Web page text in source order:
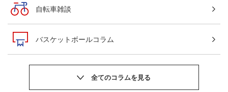
自転車雑談
バスケットボールコラム